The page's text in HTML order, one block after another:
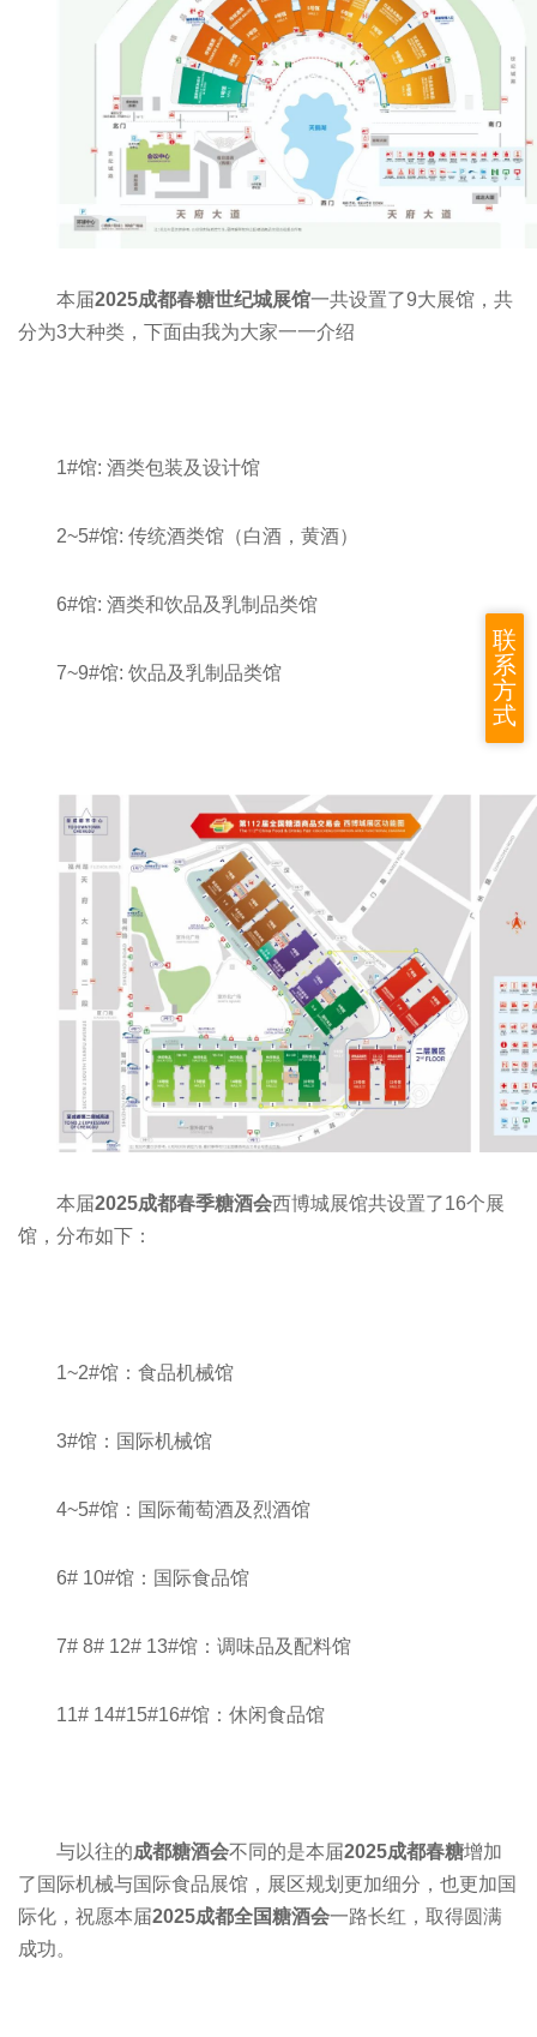
本届2025成都春糖世纪城展馆一共设置了9大展馆，共
分为3大种类，下面由我为大家一一介绍
1#馆: 酒类包装及设计馆
2~5#馆: 传统酒类馆（白酒，黄酒）
6#馆: 酒类和饮品及乳制品类馆
7~9#馆: 饮品及乳制品类馆
本届2025成都春季糖酒会西博城展馆共设置了16个展
馆，分布如下：
1~2#馆：食品机械馆
3#馆：国际机械馆
4~5#馆：国际葡萄酒及烈酒馆
6# 10#馆：国际食品馆
7# 8# 12# 13#馆：调味品及配料馆
11# 14#15#16#馆：休闲食品馆
与以往的成都糖酒会不同的是本届2025成都春糖增加
了国际机械与国际食品展馆，展区规划更加细分，也更加国
际化，祝愿本届2025成都全国糖酒会一路长红，取得圆满
成功。
联
系
方
式